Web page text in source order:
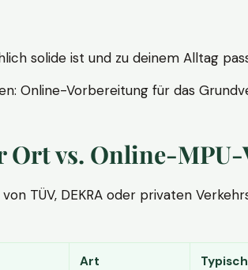
solide ist und zu deinem Alltag
Online-Vorbereitung für das
Ort vs. Online-
TÜV, DEKRA oder privaten
Art